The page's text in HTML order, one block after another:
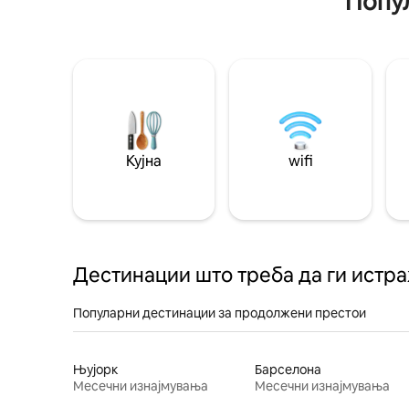
Кујна wifi
Дестинации што треба да ги
Популарни дестинации за продолжени престои
Њујорк
Месечни изнајмувања
Барселона
Месечни изнајмувања